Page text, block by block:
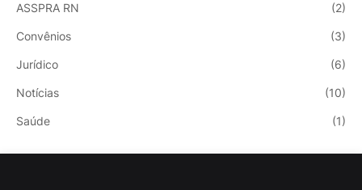
ASSPRA RN (2)
Convênios (3)
Jurídico (6)
Notícias (10)
Saúde (1)